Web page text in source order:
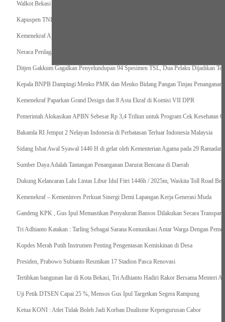
Walkot Bekasi Periksa Kesesuaian Takaran SPBU Saat Mudik Lebaran 2025
Kapuspen TNI : Media dan Pemangku Kepentingan Bersatu Wujudkan Mudik Aman
Kemenekraf Ajak Kabinet Merah Putih Nobar Film Animasi Jumbo
Neraca Perdagangan Indonesia Surplus 58 Bulan Berturut-turut
Ditjen Gakkum Gagalkan Penyelundupan 94 Spesimen TSL, Dua Pelaku Dijadikan
Kepala BNPB Dampingi Menko PMK dan Menko Bidang Pangan Tinjau Penanganan
Kemenekraf Paparkan Grand Design dan 8 Asta Ekraf di Komisi VII DPR
Pemerintah Alokasikan APBN Sebesar Rp 3,4 Triliun untuk Program Cek Kesehatan
Bakamla RI Jemput 2 Nelayan Indonesia di Perbatasan Terluar Indonesia Malaysia
Sidang Isbat Awal Syawal 1446 H di gelar oleh Kementerian Agama pada 29 Ramadan
Sumber Daya Adalah Tantangan Penanganan Darurat Bencana di Daerah
Dukung Kelancaran Lalu Lintas Libur Idul Fitri 1446h / 2025m, Waskita Toll Road
Kemenekraf – Kemeninves Perkuat Sinergi Demi Lapangan Kerja Generasi Muda
Gandeng KPK , Gus Ipul Memastikan Penyaluran Bansos Dilakukan Secara Transparan
Tri Adhianto Katakan : Tarling Sebagai Sarana Komunikasi Antar Warga Dengan
Kopdes Merah Putih Instrumen Penting Pengentasan Kemiskinan di Desa
Presiden, Prabowo Subianto Resmikan 17 Stadion Pasca Renovasi
Tertibkan bangunan liar di Kota Bekasi, Tri Adhianto Hadiri Rakor Bersama Menteri
Uji Petik DTSEN Capai 25 %, Mensos Gus Ipul Targetkan Segera Rampung
Ketua KONI : Atlet Tidak Boleh Jadi Korban Dualisme Kepengurusan Cabor